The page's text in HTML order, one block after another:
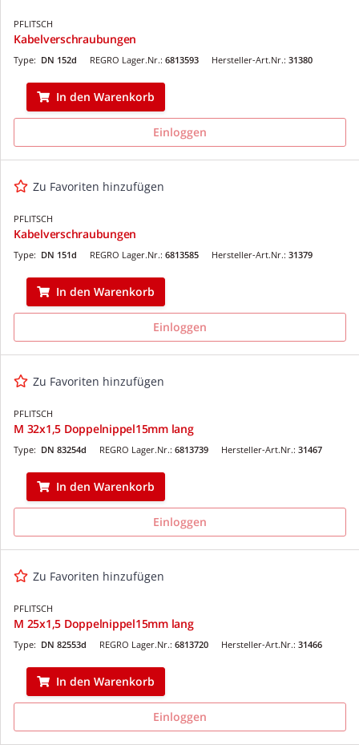
PFLITSCH
Kabelverschraubungen
REGRO Lager.Nr.: 6813593
Type: DN 152d Hersteller-Art.Nr.: 31380
In den Warenkorb
Einloggen
Zu Favoriten hinzufügen
PFLITSCH
Kabelverschraubungen
REGRO Lager.Nr.: 6813585
Type: DN 151d Hersteller-Art.Nr.: 31379
In den Warenkorb
Einloggen
Zu Favoriten hinzufügen
PFLITSCH
M 32x1,5 Doppelnippel15mm lang
REGRO Lager.Nr.: 6813739
Type: DN 83254d Hersteller-Art.Nr.: 31467
In den Warenkorb
Einloggen
Zu Favoriten hinzufügen
PFLITSCH
M 25x1,5 Doppelnippel15mm lang
REGRO Lager.Nr.: 6813720
Type: DN 82553d Hersteller-Art.Nr.: 31466
In den Warenkorb
Einloggen